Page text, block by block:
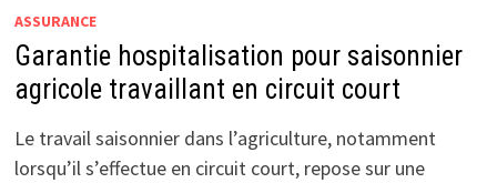
ASSURANCE
Garantie hospitalisation pour saisonnier
agricole travaillant en circuit court
Le travail saisonnier dans l’agriculture, notamment
lorsqu’il s’effectue en circuit court, repose sur une